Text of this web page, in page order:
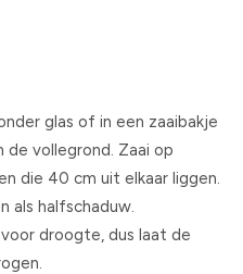
glas of in een zaaibakje
de vollegrond. Zaai op
die 40 cm uit elkaar liggen.
als halfschaduw.
droogte, dus laat de